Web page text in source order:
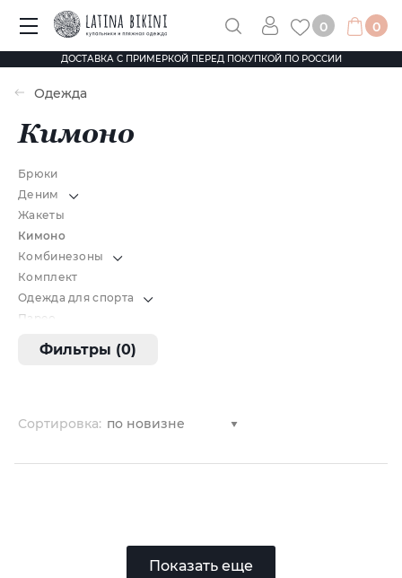
ДОСТАВКА С ПРИМЕРКОЙ ПЕРЕД ПОКУПКОЙ ПО РОССИИ
0 0
Одежда
Кимоно
Брюки
Деним
Жакеты
Кимоно
Комбинезоны
Комплект
Одежда для спорта
Парео
Рубашки/блузки
Туники
Юбки
Фильтры (0)
Сортировка:
Показать еще